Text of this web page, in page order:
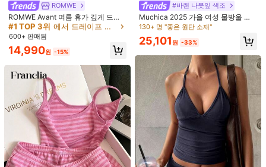
1/7
15,634원 26,490원
Aalyst 여성용 봄/여름 단일 린넨 스트라이프
프렌치 우아한 출퇴근 휴가 로맨틱 하이 티 빈티지
민소매 브이넥 허리 조임 상의, 러치드 허리 A라인
맥시 스커트와 매치, 2피스 세트
4.80 )
사이즈: US 표준
ROMWE
ROMWE Avant 여름 휴가 깊게 드레
이프된 넥 드레이프 넥 캐미솔 & 꽃무
늬 하이 슬릿 피쉬테일 헴 로우 웨이스
트 스커트 2피스 세트
#1 TOP 3위
거의 매진!
#1 TOP 3위 에서 드레이프 여성 코디네이터
거의 매진!
#1 TOP 3위 에서 드레이프 여성 코디네이터
거의 매진!
#1 TOP 3위
거의 매진!
600+ 판매됨
14,990원 -15%
#바랜 나뭇잎 색조
Muchica 2025 가을 여성 물방울 무
늬 프린트 긴소매 지퍼업 재킷 및 반바
일 Back To School 2000년대 스트
130+ 명 "좋은 원단 소재"
25,101 원 -33%